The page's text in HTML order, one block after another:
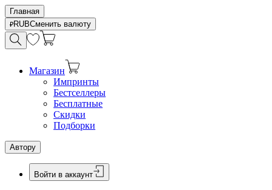
Главная
RUBСменить валюту
Магазин
Импринты
Бестселлеры
Бесплатные
Скидки
Подборки
Автору
Войти в аккаунт